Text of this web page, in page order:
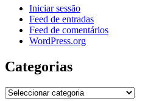
Iniciar sessão
Feed de entradas
Feed de comentários
WordPress.org
Categorias
Categorias